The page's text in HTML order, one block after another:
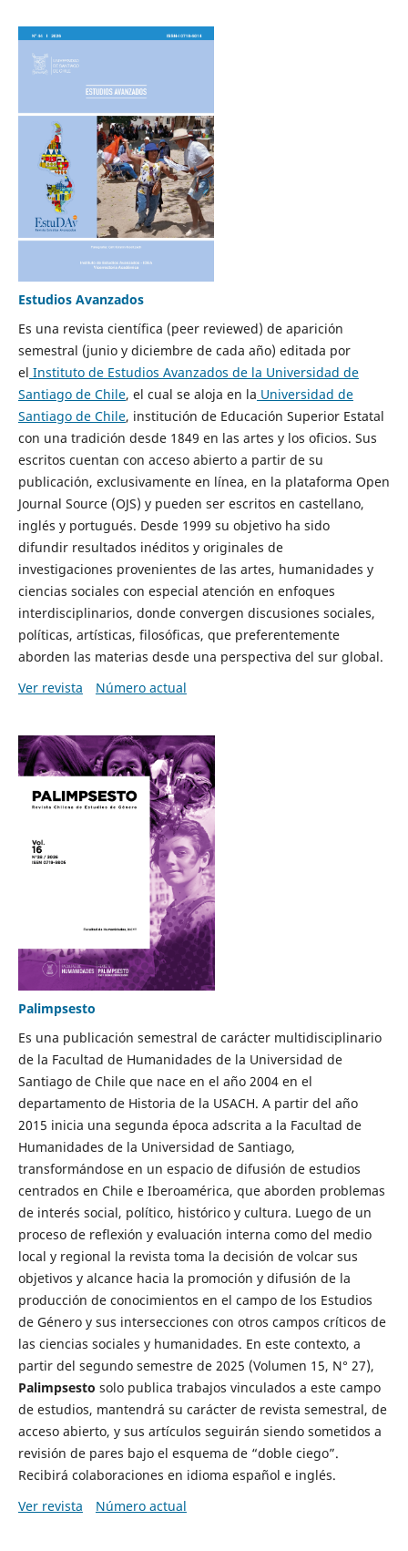
Estudios Avanzados
Es una revista científica (peer reviewed) de aparición
semestral (junio y diciembre de cada año) editada por
el Instituto de Estudios Avanzados de la Universidad de
Santiago de Chile, el cual se aloja en la Universidad de
Santiago de Chile, institución de Educación Superior Estatal
con una tradición desde 1849 en las artes y los oficios. Sus
escritos cuentan con acceso abierto a partir de su
publicación, exclusivamente en línea, en la plataforma Open
Journal Source (OJS) y pueden ser escritos en castellano,
inglés y portugués. Desde 1999 su objetivo ha sido
difundir resultados inéditos y originales de
investigaciones provenientes de las artes, humanidades y
ciencias sociales con especial atención en enfoques
interdisciplinarios, donde convergen discusiones sociales,
políticas, artísticas, filosóficas, que preferentemente
aborden las materias desde una perspectiva del sur global.
Ver revista
Número actual
Palimpsesto
Es una publicación semestral de carácter multidisciplinario
de la Facultad de Humanidades de la Universidad de
Santiago de Chile que nace en el año 2004 en el
departamento de Historia de la USACH. A partir del año
2015 inicia una segunda época adscrita a la Facultad de
Humanidades de la Universidad de Santiago,
transformándose en un espacio de difusión de estudios
centrados en Chile e Iberoamérica, que aborden problemas
de interés social, político, histórico y cultura. Luego de un
proceso de reflexión y evaluación interna como del medio
local y regional la revista toma la decisión de volcar sus
objetivos y alcance hacia la promoción y difusión de la
producción de conocimientos en el campo de los Estudios
de Género y sus intersecciones con otros campos críticos de
las ciencias sociales y humanidades. En este contexto, a
partir del segundo semestre de 2025 (Volumen 15, N° 27),
Palimpsesto solo publica trabajos vinculados a este campo
de estudios, mantendrá su carácter de revista semestral, de
acceso abierto, y sus artículos seguirán siendo sometidos a
revisión de pares bajo el esquema de “doble ciego”.
Recibirá colaboraciones en idioma español e inglés.
Ver revista
Número actual